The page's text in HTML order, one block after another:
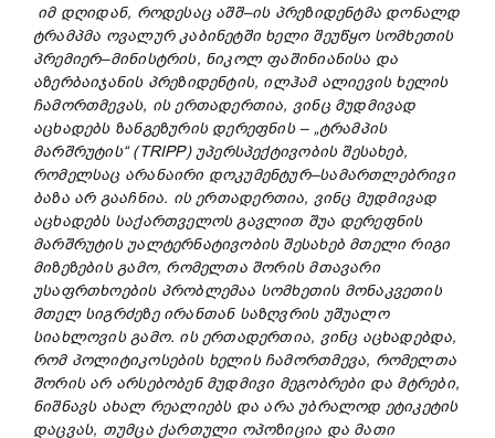
იმ დღიდან, როდესაც აშშ–ის პრეზიდენტმა დონალდ
ტრამპმა ოვალურ კაბინეტში ხელი შეუწყო სომხეთის
პრემიერ–მინისტრის, ნიკოლ ფაშინიანისა და
აზერბაიჯანის პრეზიდენტის, ილჰამ ალიევის ხელის
ჩამორთმევას, ის ერთადერთია, ვინც მუდმივად
აცხადებს ზანგეზურის დერეფნის– „ტრამპის
მარშრუტის“ (TRIPP)უპერსპექტივობის შესახებ,
რომელსაც არანაირი დოკუმენტურ–სამართლებრივი
ბაზა არ გააჩნია. ის ერთადერთია, ვინც მუდმივად
აცხადებს საქართველოს გავლით შუა დერეფნის
მარშრუტის უალტერნატივობის შესახებ მთელი რიგი
მიზეზების გამო, რომელთა შორის მთავარი
უსაფრთხოების პრობლემაა სომხეთის მონაკვეთის
მთელ სიგრძეზე ირანთან საზღვრის უშუალო
სიახლოვის გამო. ის ერთადერთია, ვინც აცხადებდა,
რომ პოლიტიკოსების ხელის ჩამორთმევა, რომელთა
შორის არ არსებობენ მუდმივი მეგობრები და მტრები,
ნიშნავს ახალ რეალიებს და არა უბრალოდ ეტიკეტის
დაცვას, თუმცა ქართული ოპოზიცია და მათი